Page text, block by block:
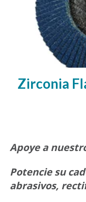
Zirconia
Apoye a
Potencie su
abrasivos,